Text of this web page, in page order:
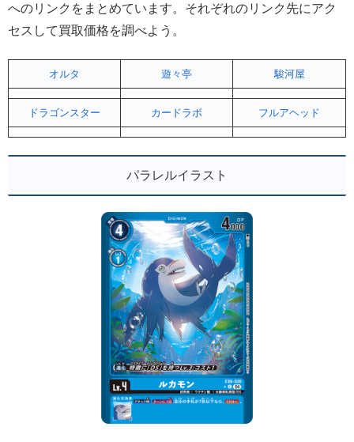
へのリンクをまとめています。それぞれのリンク先にアク
セスして買取価格を調べよう。
オルタ 遊々亭 駿河屋
ドラゴンスター カードラボ フルアヘッド
パラレルイラスト